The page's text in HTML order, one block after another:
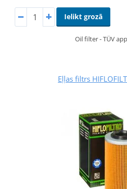
Ielikt grozā
Oil filter - TÜV
Eļļas filtrs